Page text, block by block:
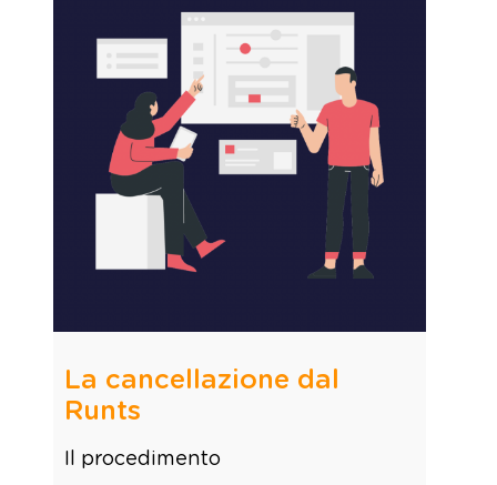
La cancellazione dal
Runts
Il procedimento